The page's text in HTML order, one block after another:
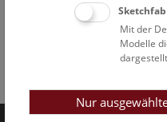
Mit der
Modelle
Nur